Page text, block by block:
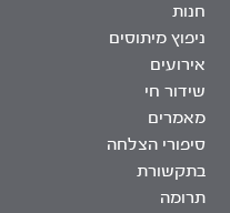
חנות
ניפוץ מיתוסים
אירועים
שידור חי
מאמרים
סיפורי הצלחה
בתקשורת
תרומה